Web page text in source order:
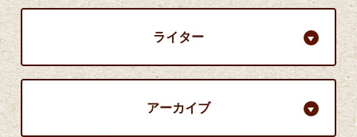
ライター
アーカイブ